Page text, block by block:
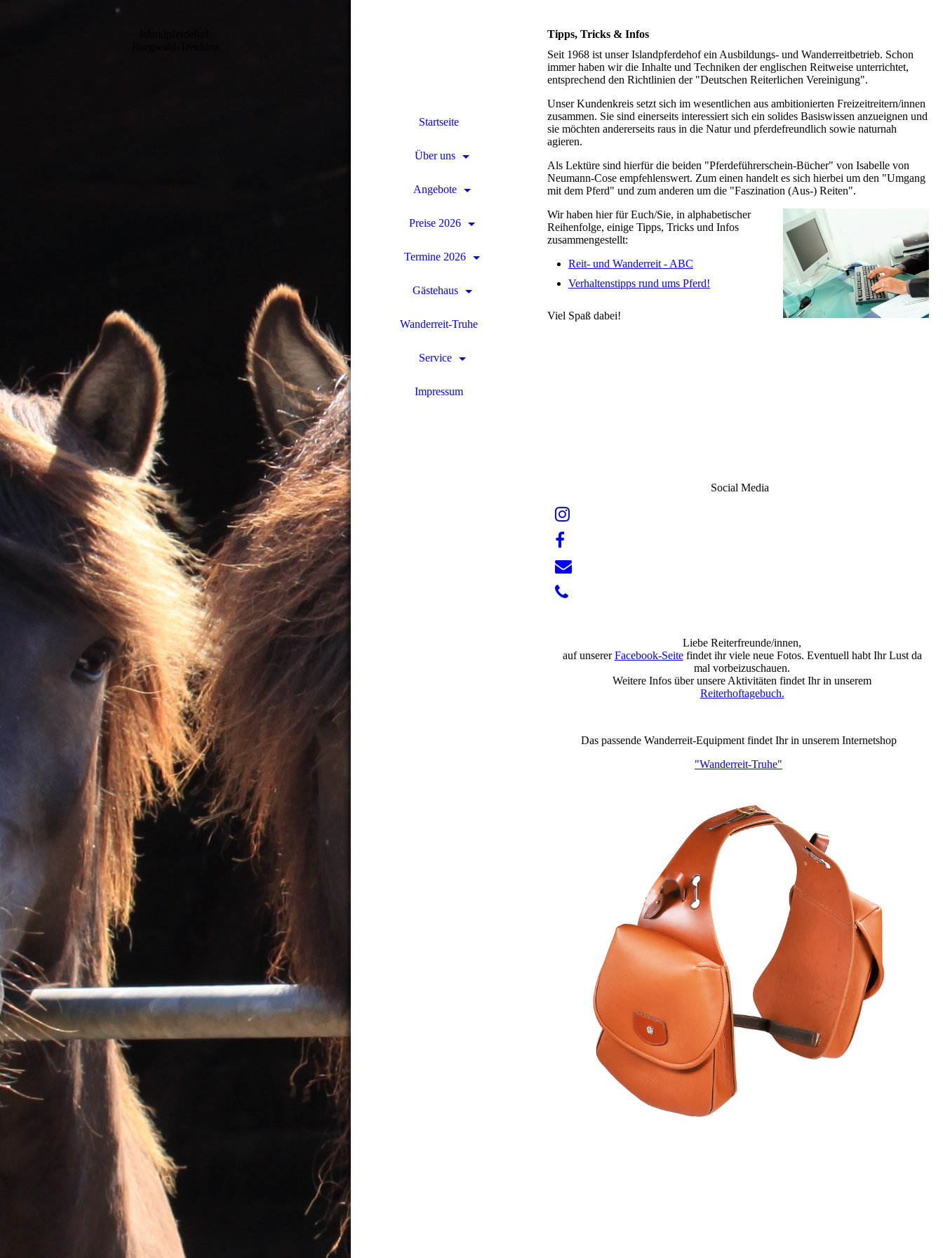
Startseite
Über uns
Angebote
Preise 2026
Termine 2026
Gästehaus
Wanderreit-Truhe
Service
Impressum
Tipps, Tricks & Infos
Seit 1968 ist unser Islandpferdehof ein Ausbildungs- und Wanderreitbetrieb. Schon
immer haben wir die Inhalte und Techniken der englischen Reitweise unterrichtet,
entsprechend den Richtlinien der "Deutschen Reiterlichen Vereinigung".
Unser Kundenkreis setzt sich im wesentlichen aus ambitionierten Freizeitreitern/innen
zusammen. Sie sind einerseits interessiert sich ein solides Basiswissen anzueignen und
sie möchten andererseits raus in die Natur und pferdefreundlich sowie naturnah
agieren.
Als Lektüre sind hierfür die beiden "Pferdeführerschein-Bücher" von Isabelle von
Neumann-Cose empfehlenswert. Zum einen handelt es sich hierbei um den "Umgang
mit dem Pferd" und zum anderen um die "Faszination (Aus-) Reiten".
Wir haben hier für Euch/Sie, in alphabetischer
Reihenfolge, einige Tipps, Tricks und Infos
zusammengestellt:
Reit- und Wanderreit - ABC
Verhaltenstipps rund ums Pferd!
Viel Spaß dabei!
Social Media
Liebe Reiterfreunde/innen,
auf unsererFacebook-Seitefindet ihr viele neue Fotos. Eventuell habt Ihr Lust da
mal vorbeizuschauen.
Weitere Infos über unsere Aktivitäten findet Ihr in unserem
Reiterhoftagebuch.
Das passende Wanderreit-Equipment findet Ihr in unserem Internetshop
"Wanderreit-Truhe"